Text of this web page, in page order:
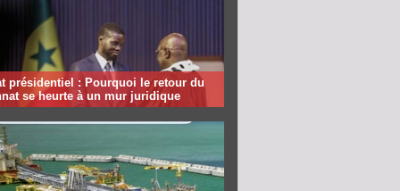
présidentiel : Pourquoi le retour du
se heurte à un mur juridique